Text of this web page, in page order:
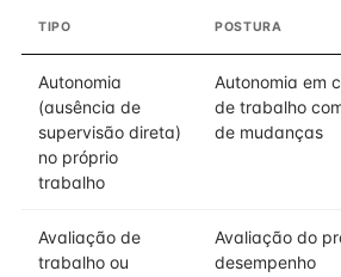
TIPO POSTURA
Autonomia
(ausência de
supervisão direta)
no próprio
trabalho
Autonomia em
de trabalho
de mudanças
Avaliação de
trabalho ou
Avaliação do
desempenho